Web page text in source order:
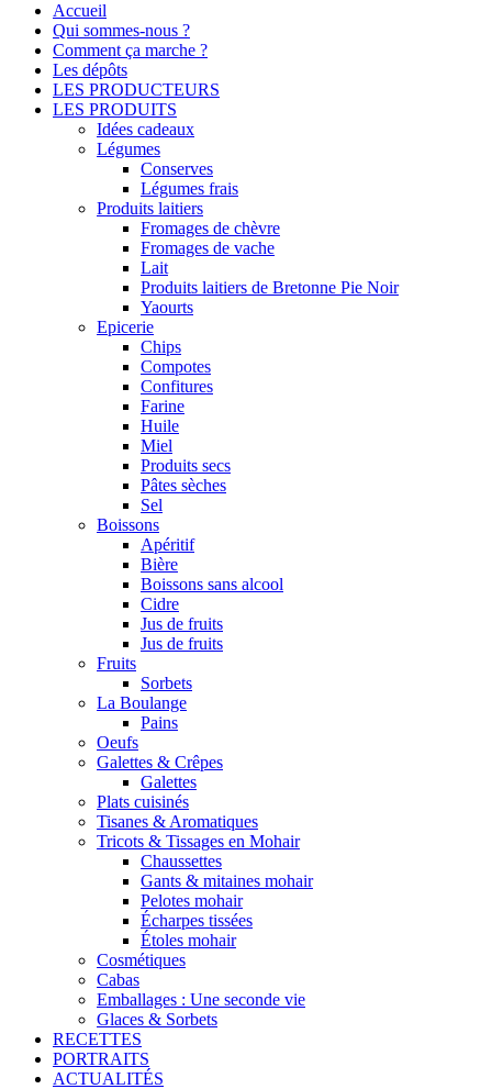
Accueil
Qui sommes-nous ?
Comment ça marche ?
Les dépôts
LES PRODUCTEURS
LES PRODUITS
Idées cadeaux
Légumes
Conserves
Légumes frais
Produits laitiers
Fromages de chèvre
Fromages de vache
Lait
Produits laitiers de Bretonne Pie Noir
Yaourts
Epicerie
Chips
Compotes
Confitures
Farine
Huile
Miel
Produits secs
Pâtes sèches
Sel
Boissons
Apéritif
Bière
Boissons sans alcool
Cidre
Jus de fruits
Jus de fruits
Fruits
Sorbets
La Boulange
Pains
Oeufs
Galettes & Crêpes
Galettes
Plats cuisinés
Tisanes & Aromatiques
Tricots & Tissages en Mohair
Chaussettes
Gants & mitaines mohair
Pelotes mohair
Écharpes tissées
Étoles mohair
Cosmétiques
Cabas
Emballages : Une seconde vie
Glaces & Sorbets
RECETTES
PORTRAITS
ACTUALITÉS